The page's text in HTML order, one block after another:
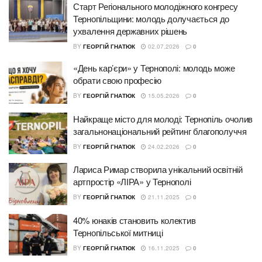
Старт Регіонального молодіжного конгресу
Тернопільщини: молодь долучається до
ухвалення державних рішень
BY ГЕОРГІЙ ГНАТЮК 02.07.2026 0
«День кар’єри» у Тернополі: молодь може
обрати свою професію
BY ГЕОРГІЙ ГНАТЮК 15.05.2026 0
Найкраще місто для молоді: Тернопіль очолив
загальнонаціональний рейтинг благополуччя
BY ГЕОРГІЙ ГНАТЮК 24.02.2026 0
Лариса Римар створила унікальний освітній
артпростір «ЛІРА» у Тернополі
BY ГЕОРГІЙ ГНАТЮК 21.11.2025 0
40% юнаків становить колектив
Тернопільської митниці
BY ГЕОРГІЙ ГНАТЮК 16.11.2025 0